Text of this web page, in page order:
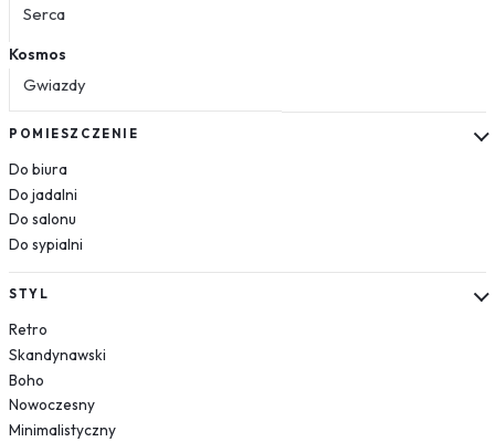
Serca
Kosmos
Gwiazdy
Kwiaty
Jedzenie
Pojazdy
Samochody
Samoloty
Helikoptery
Rośliny
Liście
Las
POMIESZCZENIE
Do biura
Do jadalni
Do salonu
Do sypialni
STYL
Retro
Skandynawski
Boho
Nowoczesny
Minimalistyczny